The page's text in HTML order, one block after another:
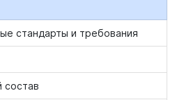
стандарты и требования
состав